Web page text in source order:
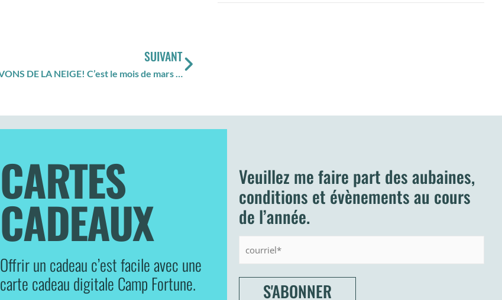
SUIVANT
CARTES
CADEAUX
Offrir un cadeau c’est facile avec une
carte cadeau digitale Camp Fortune.
Veuillez me faire part des aubaines,
conditions et évènements au cours
de l’année.
Courriel: